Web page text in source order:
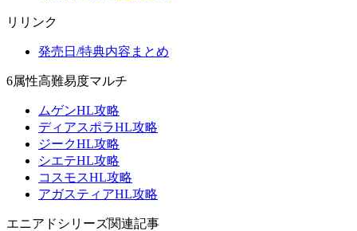
リリンク
発売日/特典内容まとめ
6属性高難易度マルチ
ムゲンHL攻略
ディアスポラHL攻略
ジークHL攻略
シエテHL攻略
コスモスHL攻略
アガスティアHL攻略
エニアドシリーズ関連記事